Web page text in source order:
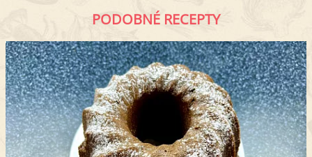
PODOBNÉ RECEPTY